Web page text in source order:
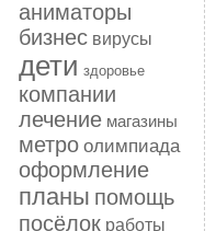
аниматоры
бизнес вирусы
дети здоровье
компании
лечение магазины
метро олимпиада
оформление
планы помощь
посёлок работы